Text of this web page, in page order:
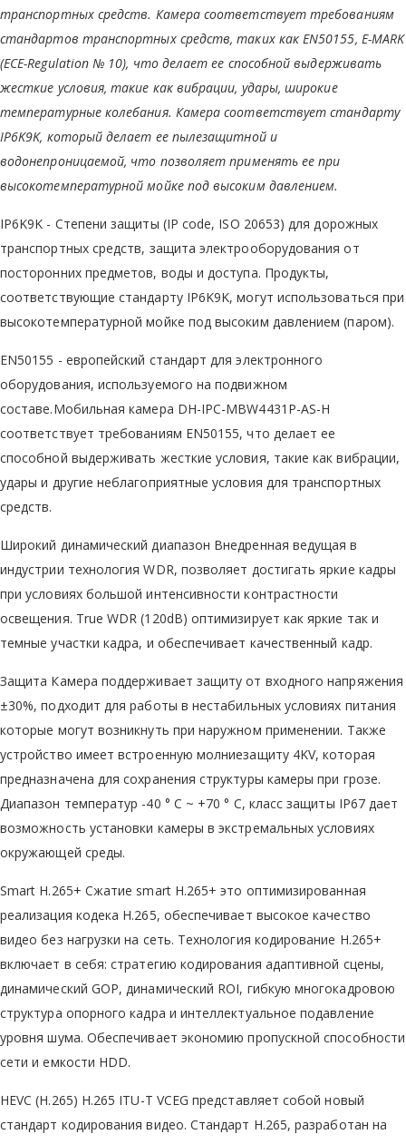
транспортных средств. Камера соответствует требованиям
стандартов транспортных средств, таких как EN50155, E-MARK
(ECE-Regulation № 10), что делает ее способной выдерживать
жесткие условия, такие как вибрации, удары, широкие
температурные колебания. Камера соответствует стандарту
IP6K9K, который делает ее пылезащитной и
водонепроницаемой, что позволяет применять ее при
высокотемпературной мойке под высоким давлением.
IP6K9K - Степени защиты (IP code, ISO 20653) для дорожных
транспортных средств, защита электрооборудования от
посторонних предметов, воды и доступа. Продукты,
соответствующие стандарту IP6K9K, могут использоваться при
высокотемпературной мойке под высоким давлением (паром).
EN50155 - европейский стандарт для электронного
оборудования, используемого на подвижном
составе.Мобильная камера DH-IPC-MBW4431P-AS-H
соответствует требованиям EN50155, что делает ее
способной выдерживать жесткие условия, такие как вибрации,
удары и другие неблагоприятные условия для транспортных
средств.
Широкий динамический диапазон Внедренная ведущая в
индустрии технология WDR, позволяет достигать яркие кадры
при условиях большой интенсивности контрастности
освещения. True WDR (120dB) оптимизирует как яркие так и
темные участки кадра, и обеспечивает качественный кадр.
Защита Камера поддерживает защиту от входного напряжения
±30%, подходит для работы в нестабильных условиях питания
которые могут возникнуть при наружном применении. Также
устройство имеет встроенную молниезащиту 4KV, которая
предназначена для сохранения структуры камеры при грозе.
Диапазон температур -40 ° C ~ +70 ° C, класс защиты IP67 дает
возможность установки камеры в экстремальных условиях
окружающей среды.
Smart H.265+ Сжатие smart H.265+ это оптимизированная
реализация кодека H.265, обеспечивает высокое качество
видео без нагрузки на сеть. Технология кодирование H.265+
включает в себя: стратегию кодирования адаптивной сцены,
динамический GOP, динамический ROI, гибкую многокадровою
структура опорного кадра и интеллектуальное подавление
уровня шума. Обеспечивает экономию пропускной способности
сети и емкости HDD.
HEVC (H.265) H.265 ITU-T VCEG представляет собой новый
стандарт кодирования видео. Стандарт H.265, разработан на